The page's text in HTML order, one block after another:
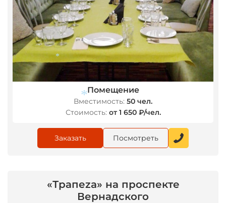
Помещение
Вместимость: 50 чел.
Стоимость: от 1 650 ₽/чел.
Заказать Посмотреть
«Трапеza» на проспекте
Вернадского